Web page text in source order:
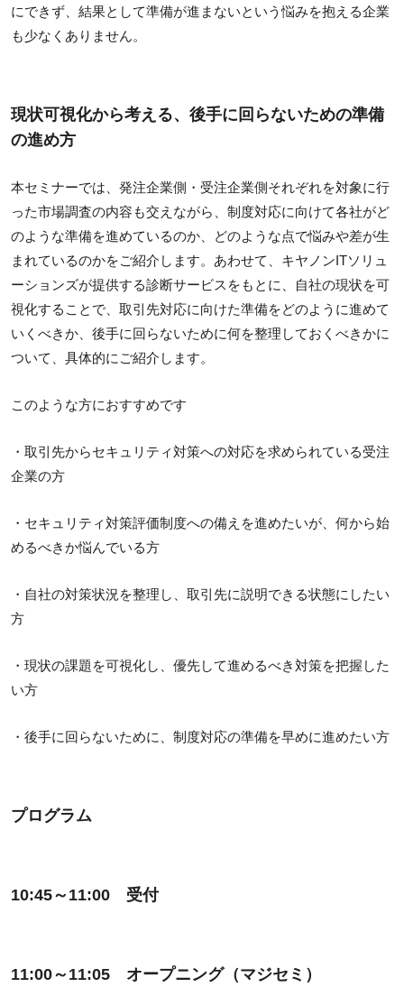
にできず、結果として準備が進まないという悩みを抱える企業
も少なくありません。
現状可視化から考える、後手に回らないための準備
の進め方
本セミナーでは、発注企業側・受注企業側それぞれを対象に行
った市場調査の内容も交えながら、制度対応に向けて各社がど
のような準備を進めているのか、どのような点で悩みや差が生
まれているのかをご紹介します。あわせて、キヤノンITソリュ
ーションズが提供する診断サービスをもとに、自社の現状を可
視化することで、取引先対応に向けた準備をどのように進めて
いくべきか、後手に回らないために何を整理しておくべきかに
ついて、具体的にご紹介します。
このような方におすすめです
・取引先からセキュリティ対策への対応を求められている受注
企業の方
・セキュリティ対策評価制度への備えを進めたいが、何から始
めるべきか悩んでいる方
・自社の対策状況を整理し、取引先に説明できる状態にしたい
方
・現状の課題を可視化し、優先して進めるべき対策を把握した
い方
・後手に回らないために、制度対応の準備を早めに進めたい方
プログラム
10:45～11:00 受付
11:00～11:05 オープニング（マジセミ）